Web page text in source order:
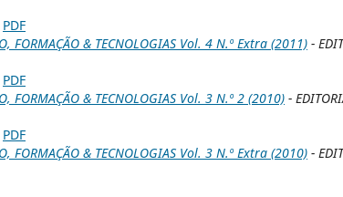
PDF
FORMAÇÃO & TECNOLOGIAS Vol. 4 N.º Extra (2011) -
PDF
FORMAÇÃO & TECNOLOGIAS Vol. 3 N.º 2 (2010) -
PDF
FORMAÇÃO & TECNOLOGIAS Vol. 3 N.º Extra (2010) -